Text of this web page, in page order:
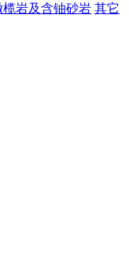
榄岩及含铀砂岩 其它